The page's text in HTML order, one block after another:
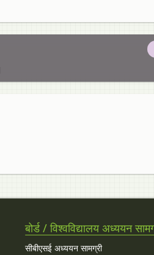
बोर्ड / विश्वविद्यालय अध्ययन
सीबीएसई अध्ययन सामग्री